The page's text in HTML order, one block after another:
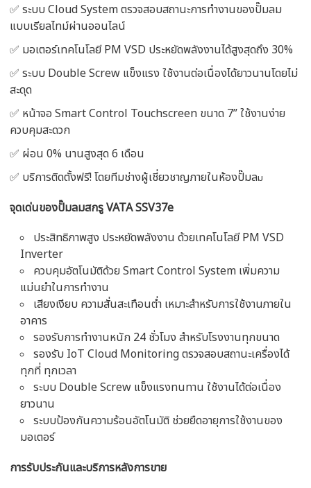
✅ ระบบ Cloud System ตรวจสอบสถานะการทำงานของปั๊มลม
แบบเรียลไทม์ผ่านออนไลน์
✅ มอเตอร์เทคโนโลยี PM VSD ประหยัดพลังงานได้สูงสุดถึง 30%
✅ ระบบ Double Screw แข็งแรง ใช้งานต่อเนื่องได้ยาวนานโดยไม่
สะดุด
✅ หน้าจอ Smart Control Touchscreen ขนาด 7” ใช้งานง่าย
ควบคุมสะดวก
✅ ผ่อน 0% นานสูงสุด 6 เดือน
✅ บริการติดตั้งฟรี! โดยทีมช่างผู้เชี่ยวชาญภายในห้องปั๊มลม
จุดเด่นของปั๊มลมสกรู VATA SSV37e
ประสิทธิภาพสูง ประหยัดพลังงาน ด้วยเทคโนโลยี PM VSD
Inverter
ควบคุมอัตโนมัติด้วย Smart Control System เพิ่มความ
แม่นยำในการทำงาน
เสียงเงียบ ความสั่นสะเทือนต่ำ เหมาะสำหรับการใช้งานภายใน
อาคาร
รองรับการทำงานหนัก 24 ชั่วโมง สำหรับโรงงานทุกขนาด
รองรับ IoT Cloud Monitoring ตรวจสอบสถานะเครื่องได้
ทุกที่ ทุกเวลา
ระบบ Double Screw แข็งแรงทนทาน ใช้งานได้ต่อเนื่อง
ยาวนาน
ระบบป้องกันความร้อนอัตโนมัติ ช่วยยืดอายุการใช้งานของ
มอเตอร์
การรับประกันและบริการหลังการขาย